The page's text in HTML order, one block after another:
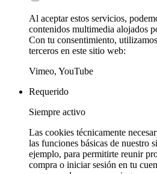
Al aceptar estos servicios,
contenidos multimedia alojados
Con tu consentimiento,
terceros en este sitio web:
Vimeo, YouTube
Requerido
Siempre activo
Las cookies técnicamente
las funciones básicas de nuestro
ejemplo, para permitirte reunir
compra o iniciar sesión en tu